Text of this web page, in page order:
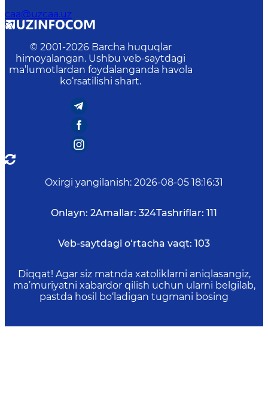
caa@uzcaa.uz
© 2001-2026 Barcha huquqlar
himoyalangan. Ushbu veb-saytdagi
ma’lumotlardan foydalanganda havola
ko‘rsatilishi shart.
Oxirgi yangilanish: 2026-08-05 18:16:31
Onlayn: 2Amallar: 324Tashriflar: 111
Veb-saytdagi o‘rtacha vaqt: 103
Diqqat! Agar siz matnda xatoliklarni aniqlasangiz,
ma’muriyatni xabardor qilish uchun ularni belgilab,
pastda hosil bo‘ladigan tugmani bosing